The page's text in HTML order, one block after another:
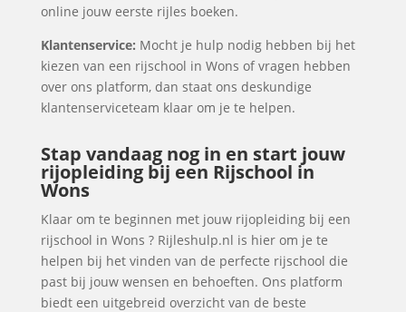
online jouw eerste rijles boeken.
Klantenservice: Mocht je hulp nodig hebben bij het
kiezen van een rijschool in Wons of vragen hebben
over ons platform, dan staat ons deskundige
klantenserviceteam klaar om je te helpen.
Stap vandaag nog in en start jouw
rijopleiding bij een Rijschool in
Wons
Klaar om te beginnen met jouw rijopleiding bij een
rijschool in Wons ? Rijleshulp.nl is hier om je te
helpen bij het vinden van de perfecte rijschool die
past bij jouw wensen en behoeften. Ons platform
biedt een uitgebreid overzicht van de beste